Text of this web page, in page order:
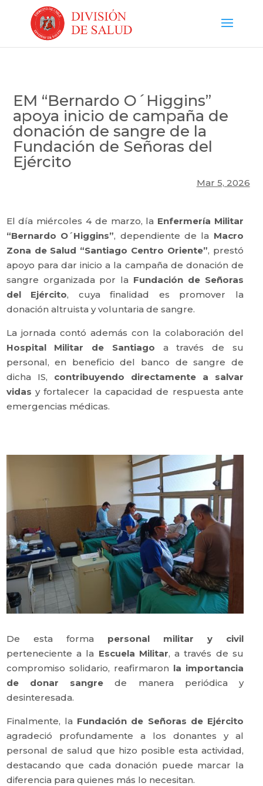
EM “Bernardo O´Higgins”
apoya inicio de campaña de
donación de sangre de la
Fundación de Señoras del
Ejército
Mar 5, 2026
​El día miércoles 4 de marzo, la Enfermería Militar
“Bernardo O´Higgins”, dependiente de la Macro
Zona de Salud “Santiago Centro Oriente”, prestó
apoyo para dar inicio a la campaña de donación de
sangre organizada por la Fundación de Señoras
del Ejército, cuya finalidad es promover la
donación altruista y voluntaria de sangre.
La jornada contó además con la colaboración del
Hospital Militar de Santiago a través de su
personal, en beneficio del banco de sangre de
dicha IS, contribuyendo directamente a salvar
vidas y fortalecer la capacidad de respuesta ante
emergencias médicas.
De esta forma personal militar y civil
perteneciente a la Escuela Militar, a través de su
compromiso solidario, reafirmaron la importancia
de donar sangre de manera periódica y
desinteresada.
Finalmente, la Fundación de Señoras de Ejército
agradeció profundamente a los donantes y al
personal de salud que hizo posible esta actividad,
destacando que cada donación puede marcar la
diferencia para quienes más lo necesitan.